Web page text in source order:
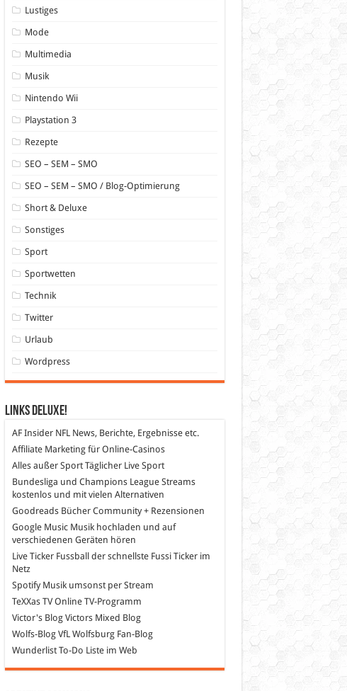
Lustiges
Mode
Multimedia
Musik
Nintendo Wii
Playstation 3
Rezepte
SEO – SEM – SMO
SEO – SEM – SMO / Blog-Optimierung
Short & Deluxe
Sonstiges
Sport
Sportwetten
Technik
Twitter
Urlaub
Wordpress
Links DeLuXe!
AF InsiderNFL News, Berichte, Ergebnisse etc.
Affiliate Marketingfür Online-Casinos
Alles außer SportTäglicher Live Sport
Bundesliga und Champions League Streams
kostenlos und mit vielen Alternativen
GoodreadsBücher Community + Rezensionen
Google MusicMusik hochladen und auf
verschiedenen Geräten hören
Live Ticker Fussball
der schnellste Fussi Ticker im
Netz
SpotifyMusik umsonst per Stream
TeXXas TVOnline TV-Programm
Victor's BlogVictors Mixed Blog
Wolfs-BlogVfL Wolfsburg Fan-Blog
WunderlistTo-Do Liste im Web